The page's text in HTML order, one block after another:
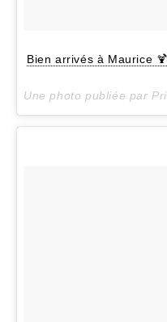
Bien arrivés à Maurice